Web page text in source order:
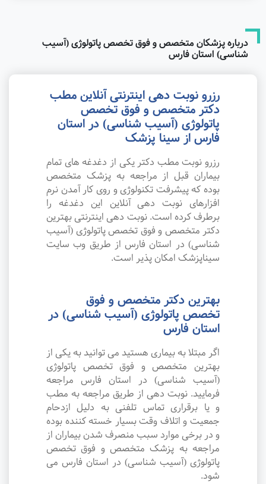
درباره پزشکان متخصص و فوق تخصص پاتولوژی (آسیب
شناسی) استان فارس
رزرو نوبت دهی اینترنتی آنلاین مطب
دکتر متخصص و فوق تخصص
پاتولوژی (آسیب شناسی) در استان
فارس از سینا پزشک
رزرو نوبت مطب دکتر یکی از دغدغه های تمام
بیماران قبل از مراجعه به پزشک متخصص
بوده که پیشرفت تکنولوژی و روی کار آمدن نرم
افزارهای نوبت دهی آنلاین این دغدغه را
برطرف کرده است. نوبت دهی اینترنتی بهترین
دکتر متخصص و فوق تخصص پاتولوژی (آسیب
شناسی) در استان فارس از طریق وب سایت
سیناپزشک امکان پذیر است.
بهترین دکتر متخصص و فوق
تخصص پاتولوژی (آسیب شناسی) در
استان فارس
اگر مبتلا به بیماری هستید می توانید به یکی از
بهترین متخصص و فوق تخصص پاتولوژی
(آسیب شناسی) در استان فارس مراجعه
فرمایید. نوبت دهی از طریق مراجعه به مطب
و یا برقراری تماس تلفنی به دلیل ازدحام
جمعیت و اتلاف وقت بسیار خسته کننده بوده
و در برخی موارد سبب منصرف شدن بیماران از
مراجعه به پزشک متخصص و فوق تخصص
پاتولوژی (آسیب شناسی) در استان فارس می
شود.